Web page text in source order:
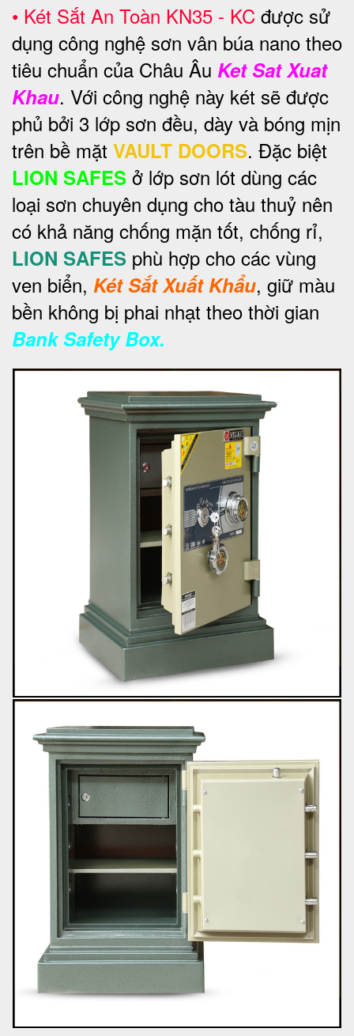
• Két Sắt An Toàn KN35 - KC được sử
dụng công nghệ sơn vân búa nano theo
tiêu chuẩn của Châu Âu Ket Sat Xuat
Khau. Với công nghệ này két sẽ được
phủ bởi 3 lớp sơn đều, dày và bóng mịn
trên bề mặt VAULT DOORS. Đặc biệt
LION SAFES ở lớp sơn lót dùng các
loại sơn chuyên dụng cho tàu thuỷ nên
có khả năng chống mặn tốt, chống rỉ,
LION SAFES phù hợp cho các vùng
ven biển, Két Sắt Xuất Khẩu, giữ màu
bền không bị phai nhạt theo thời gian
Bank Safety Box.